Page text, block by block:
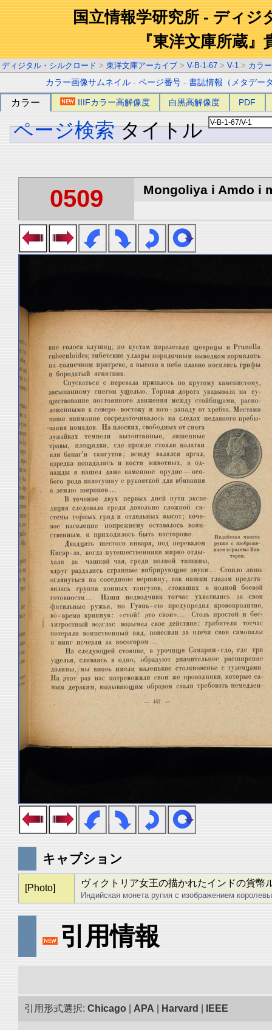
国立情報学研究所 - ディジ
『東洋文庫所蔵』
ディジタル・シルクロード > 東洋文庫アーカイブ > V-B-1-67 > V-1 > カラ
カラー画像サムネイル -ページ番号 -書誌情報（メタデー
カラー IIIFカラー高解像度 白黒高解像度 PDF
ページ検索 タイトル
0509 Mongoliya i Amdo i
キャプション
[Photo] ヴィクトリア女王の描かれたインドの貨幣
Индийская монета рупия с изображением
引用情報
引用形式選択: Chicago APA Harvard IEEE